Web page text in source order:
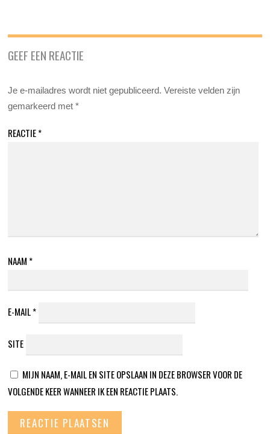
GEEF EEN REACTIE
Je e-mailadres wordt niet gepubliceerd. Vereiste velden zijn
gemarkeerd met*
REACTIE*
NAAM *
E-MAIL*
SITE
MIJN NAAM, E-MAIL EN SITE OPSLAAN IN DEZE BROWSER VOOR DE
VOLGENDE KEER WANNEER IK EEN REACTIE PLAATS.